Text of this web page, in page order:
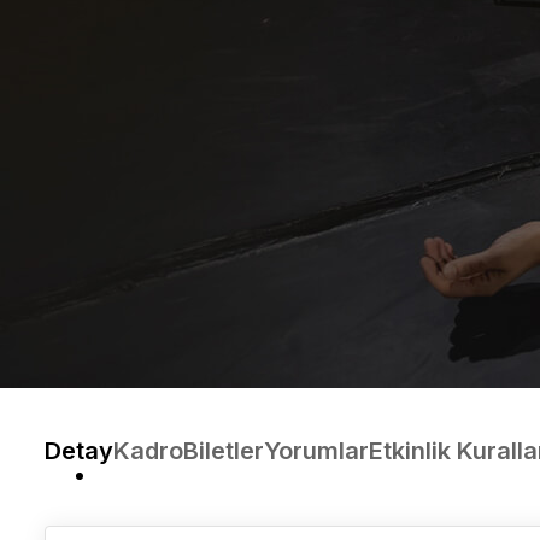
DetayKadroBiletlerYorumlarEtkinlik